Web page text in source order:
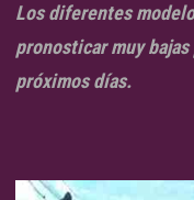
Los diferentes
pronosticar muy
próximos días.